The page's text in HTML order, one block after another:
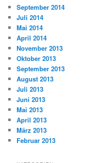
September 2014
Juli 2014
Mai 2014
April 2014
November 2013
Oktober 2013
September 2013
August 2013
Juli 2013
Juni 2013
Mai 2013
April 2013
März 2013
Februar 2013